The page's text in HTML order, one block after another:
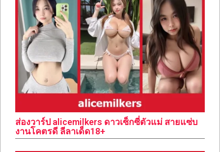
ส่องวาร์ป alicemilkers ดาวเซ็กซี่ตัวแม่ สายแซ่บ
งานโคตรดี ลีลาเด็ด18+